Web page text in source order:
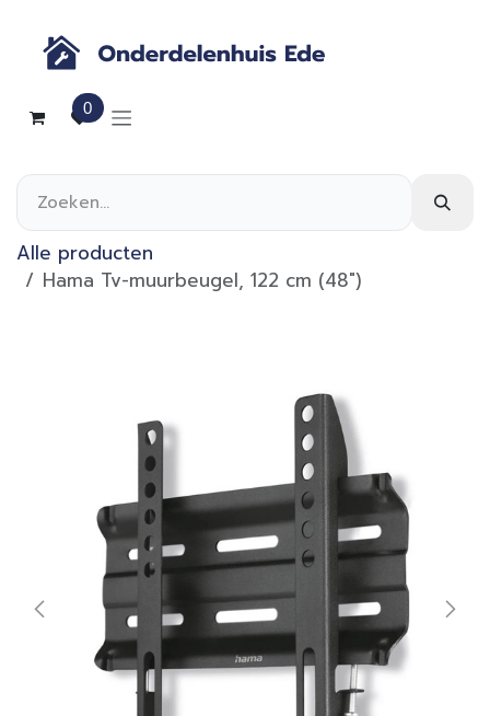
0
Alle producten
Hama Tv-muurbeugel, 122 cm (48")